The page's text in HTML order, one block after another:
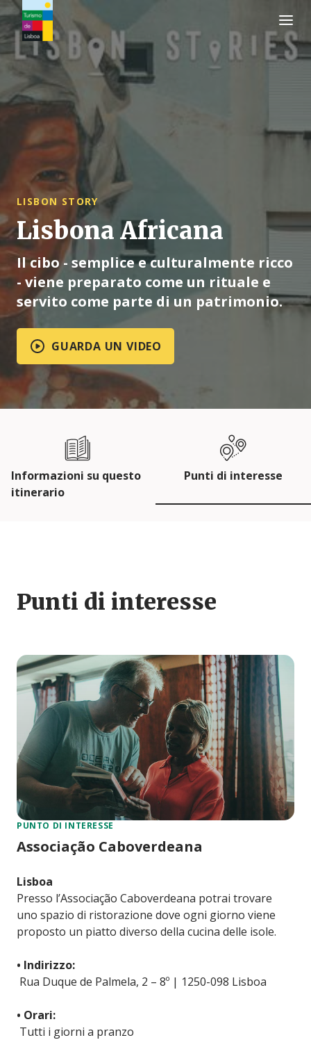
Logo di Turismo de Lisboa
LISBON STORY
Lisbona Africana
Il cibo - semplice e culturalmente ricco
- viene preparato come un rituale e
servito come parte di un patrimonio.
GUARDA UN VIDEO
Informazioni su questo
itinerario
Punti di interesse
Punti di interesse
PUNTO DI INTERESSE
Associação Caboverdeana
Lisboa
Presso l’Associação Caboverdeana potrai trovare
uno spazio di ristorazione dove ogni giorno viene
proposto un piatto diverso della cucina delle isole.
• Indirizzo:
Rua Duque de Palmela, 2 – 8º | 1250-098 Lisboa
• Orari:
Tutti i giorni a pranzo